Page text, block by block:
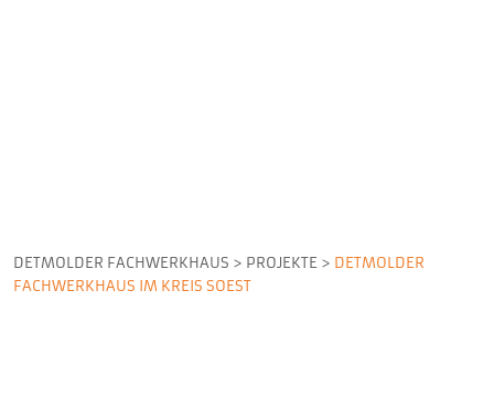
DETMOLDER FACHWERKHAUS > PROJEKTE > DETMOLDER
FACHWERKHAUS IM KREIS SOEST